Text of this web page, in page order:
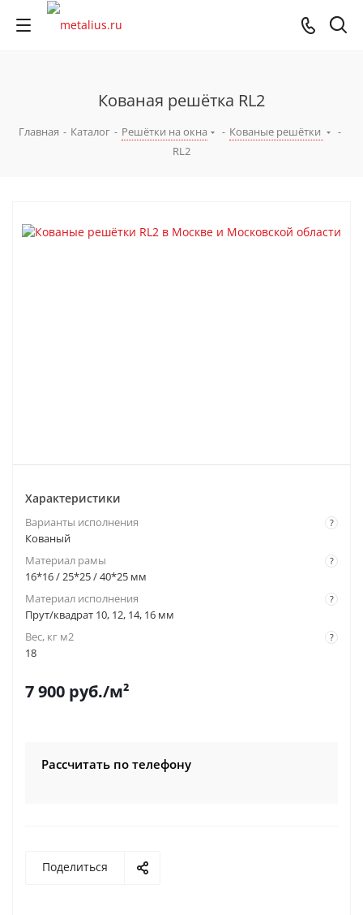
Кованая решётка RL2
Главная - Каталог - Решётки на окна - Кованые решётки
-
RL2
Характеристики
?
Варианты исполнения
Кованый
?
Материал рамы
16*16 / 25*25 / 40*25 мм
?
Материал исполнения
Прут/квадрат 10, 12, 14, 16 мм
?
Вес, кг м2
18
7 900 руб./м²
Рассчитать по телефону
Поделиться